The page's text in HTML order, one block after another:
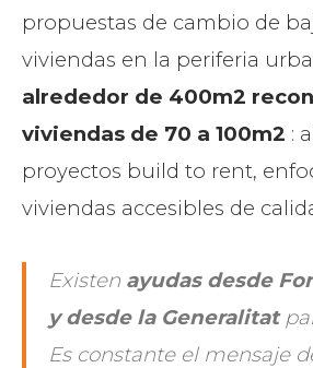
propuestas de cambio de
viviendas en la periferia
alrededor de 400m2
viviendas de 70 a 100m2 :
proyectos build to rent,
viviendas accesibles de
Existen ayudas desde
y desde la Generalitat
Es constante el mensaje